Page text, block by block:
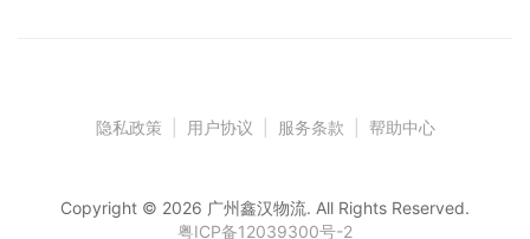
隐私政策 用户协议 服务条款 帮助中心
Copyright © 2026 广州鑫汉物流. All Rights Reserved.
粤ICP备12039300号-2